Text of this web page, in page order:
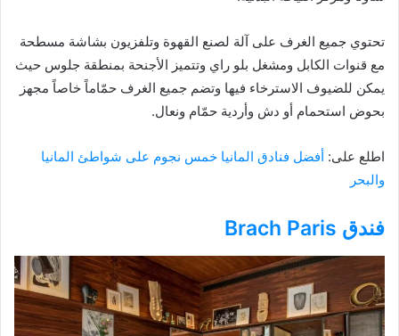
تحتوي جميع الغرف على آلة لصنع القهوة وتلفزيون بشاشة مسطحة
مع قنوات الكابل ومشغل بلو راي وتتميز الأجنحة بمنطقة جلوس حيث
يمكن للضيوف الاسترخاء فيها وتضم جميع الغرف حمّاماً خاصاً مجهز
بحوض استحمام أو دش وأردية حمّام ونعال.
اطلع على: أفضل فنادق المانيا خمس نجوم على شواطئ المانيا
والبحر
فندق Brach Paris